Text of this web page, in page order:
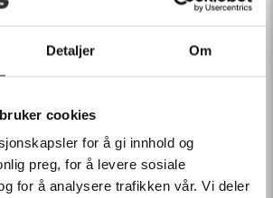
Detaljer Om
cookies
for å gi innhold og
preg, for å levere sosiale
for å analysere trafikken vår. Vi deler